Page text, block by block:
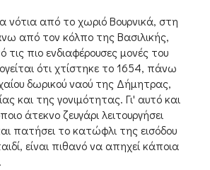
νότια από το χωριό Βουρνικά, στη
από τον κόλπο της Βασιλικής,
πιο ενδιαφέρουσες μονές του
ότι χτίστηκε το 1654, πάνω
δωρικού ναού της Δήμητρας,
και της γονιμότητας. Γι' αυτό και
άτεκνο ζευγάρι λειτουργήσει
πατήσει το κατώφλι της εισόδου
είναι πιθανό να απηχεί κάποια